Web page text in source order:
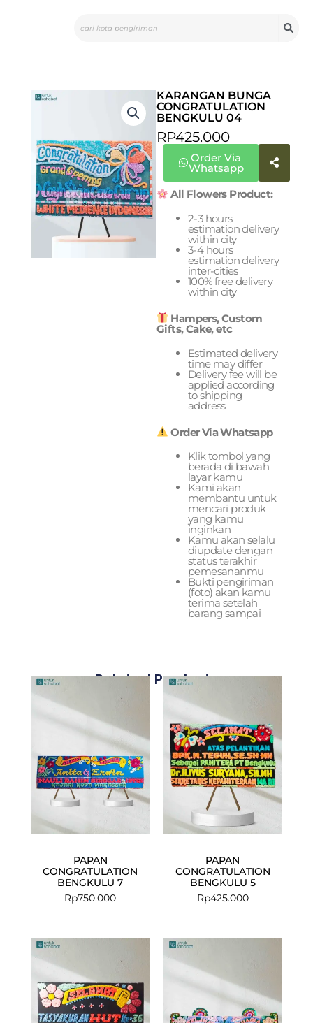
KARANGAN BUNGA
CONGRATULATION
BENGKULU 04
RP425.000
Order Via
Whatsapp
All Flowers Product:
2-3 hours
estimation delivery
within city
3-4 hours
estimation delivery
inter-cities
100% free delivery
within city
Hampers, Custom
Gifts, Cake, etc
Estimated delivery
time may differ
Delivery fee will be
applied according
to shipping
address
Order Via Whatsapp
Klik tombol yang
berada di bawah
layar kamu
Kami akan
membantu untuk
mencari produk
yang kamu
inginkan
Kamu akan selalu
diupdate dengan
status terakhir
pemesananmu
Bukti pengiriman
(foto) akan kamu
terima setelah
barang sampai
Related Products
PAPAN
CONGRATULATION
BENGKULU 7
Rp750.000
PAPAN
CONGRATULATION
BENGKULU 5
Rp425.000